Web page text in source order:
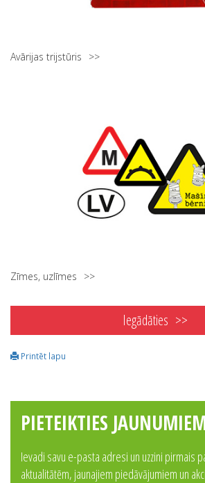
Avārijas trijstūris
Zīmes, uzlīmes
Iegādāties
Printēt lapu
PIETEIKTIES
Ievadi savu e-pasta adresi un uzzini pirmais
aktualitātēm, jaunajiem piedāvājumiem un